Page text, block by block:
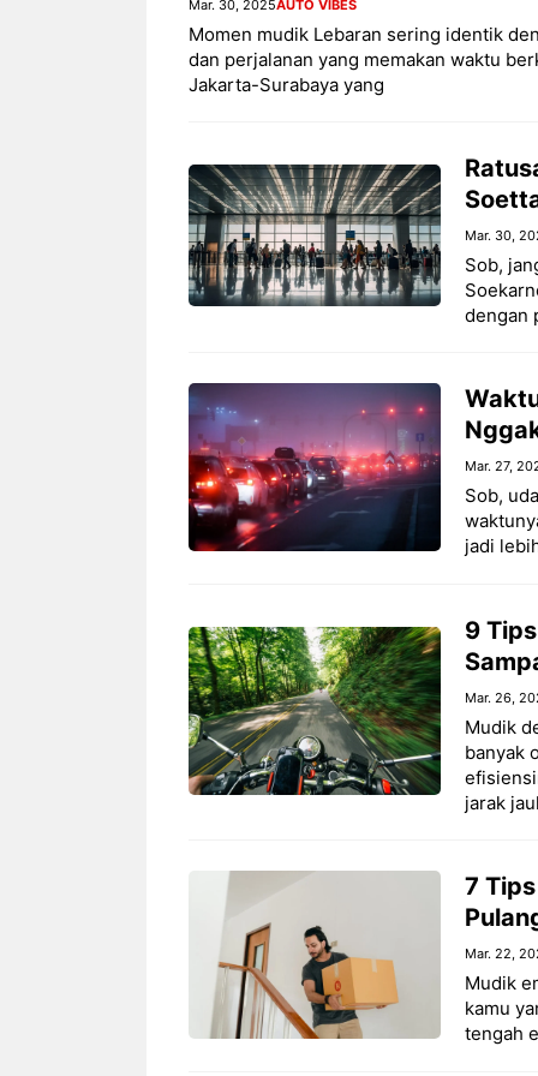
Mar. 30, 2025AUTO VIBES
Momen mudik Lebaran sering identik
dan perjalanan yang memakan waktu
Jakarta-Surabaya yang
Mar. 30,
Sob,
dengan
Mar. 27,
Sob,
jadi
9
Mar. 26,
Mudik
banyak
jarak
7
Mar. 22,
Mudik
kamu
tengah